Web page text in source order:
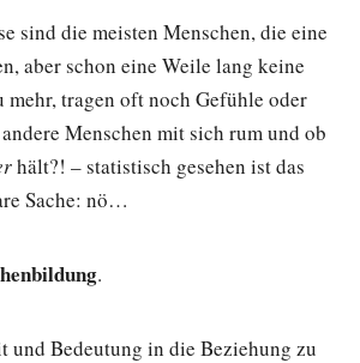
sind die meisten Menschen, die eine
aber schon eine Weile lang keine
mehr, tragen oft noch Gefühle oder
Menschen mit sich rum und ob
hält?! – statistisch gesehen ist das
Sache: nö…
.
und Bedeutung in die Beziehung zu